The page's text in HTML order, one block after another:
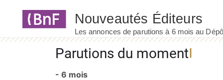
Parutions du moment
- 6 mois